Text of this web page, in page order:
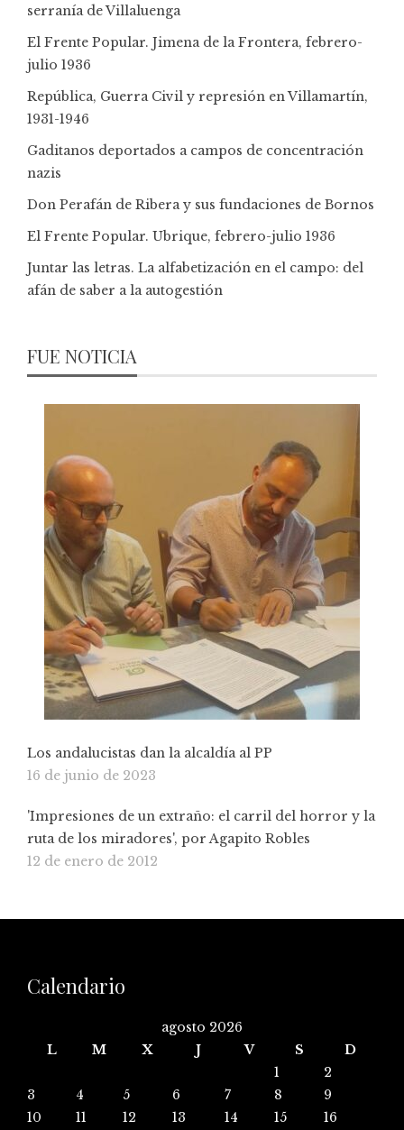
serranía de Villaluenga
El Frente Popular. Jimena de la Frontera, febrero-
julio 1936
República, Guerra Civil y represión en Villamartín,
1931-1946
Gaditanos deportados a campos de concentración
nazis
Don Perafán de Ribera y sus fundaciones de Bornos
El Frente Popular. Ubrique, febrero-julio 1936
Juntar las letras. La alfabetización en el campo: del
afán de saber a la autogestión
FUE NOTICIA
Los andalucistas dan la alcaldía al PP
16 de junio de 2023
'Impresiones de un extraño: el carril del horror y la
ruta de los miradores', por Agapito Robles
12 de enero de 2012
Calendario
agosto 2026
L
M X J V S
D
1
2
3
4 5 6 7 8
9
10
11 12 13 14 15
16